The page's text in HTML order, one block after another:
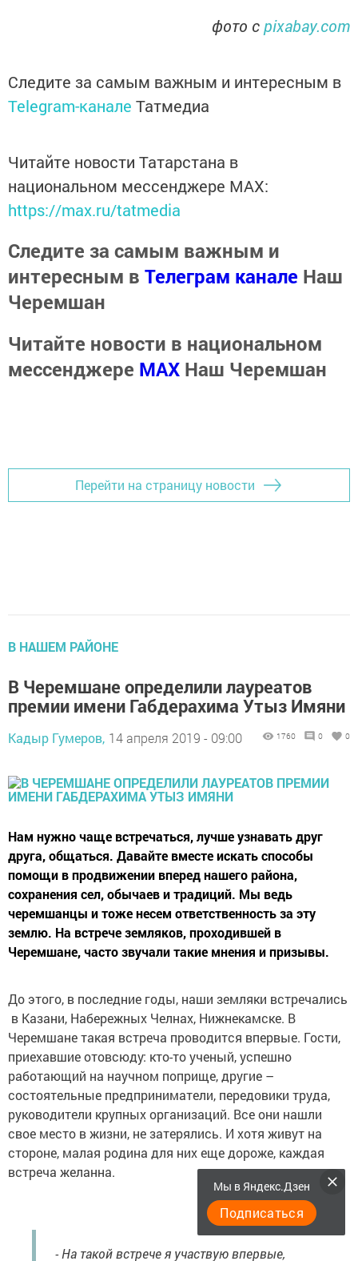
фото сpixabay.com
Следите за самым важным и интересным в
Telegram-канале Татмедиа
Читайте новости Татарстана в
национальном мессенджере MАХ:
https://max.ru/tatmedia
Следите за самым важным и
интересным в Телеграм канале Наш
Черемшан
Читайте новости в национальном
мессенджере MАХ Наш Черемшан
Перейти на страницу новости
В НАШЕМ РАЙОНЕ
В Черемшане определили лауреатов
премии имени Габдерахима Утыз Имяни
Кадыр Гумеров, 14 апреля 2019 - 09:00 1760 0 0
Нам нужно чаще встречаться, лучше узнавать друг
друга, общаться. Давайте вместе искать способы
помощи в продвижении вперед нашего района,
сохранения сел, обычаев и традиций. Мы ведь
черемшанцы и тоже несем ответственность за эту
землю. На встрече земляков, проходившей в
Черемшане, часто звучали такие мнения и призывы.
До этого, в последние годы, наши земляки встречались
в Казани, Набережных Челнах, Нижнекамске. В
Черемшане такая встреча проводится впервые. Гости,
приехавшие отовсюду: кто-то ученый, успешно
работающий на научном поприще, другие –
состоятельные предприниматели, передовики труда,
руководители крупных организаций. Все они нашли
свое место в жизни, не затерялись. И хотя живут на
стороне, малая родина для них еще дороже, каждая
встреча желанна.
- На такой встрече я участвую впервые,
Мы в Яндекс.Дзен
Подписаться